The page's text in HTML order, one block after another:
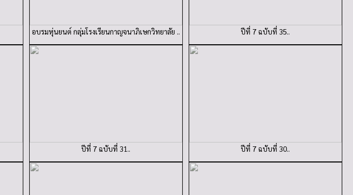
อบรมหุ่นยนต์ กลุ่มโรงเรียนกาญจนาภิเษกวิทยาลัย .. ปีที่ 7 ฉบับที่ 35..
ปีที่ 7 ฉบับที่ 31.. ปีที่ 7 ฉบับที่ 30..